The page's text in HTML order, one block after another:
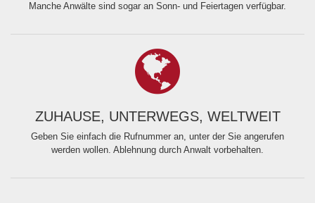
Manche Anwälte sind sogar an Sonn- und Feiertagen verfügbar.
ZUHAUSE, UNTERWEGS, WELTWEIT
Geben Sie einfach die Rufnummer an, unter der Sie angerufen
werden wollen. Ablehnung durch Anwalt vorbehalten.